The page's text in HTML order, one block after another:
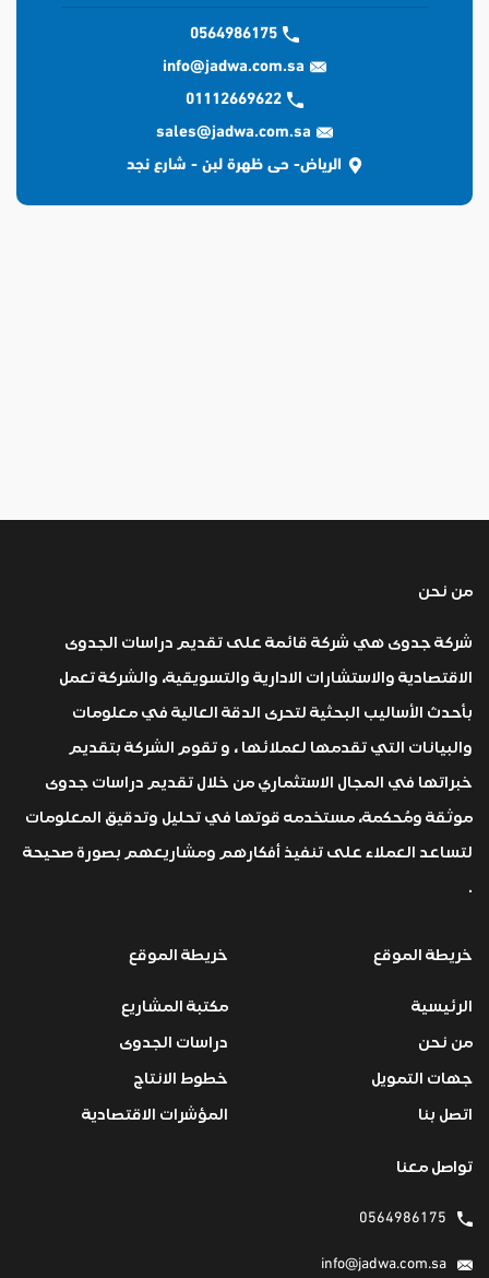
0564986175
info@jadwa.com.sa
01112669622
sales@jadwa.com.sa
الرياض- حى ظهرة لبن - شارع نجد
من نحن
شركة جدوى هي شركة قائمة على تقديم دراسات الجدوى
الاقتصادية والاستشارات الادارية والتسويقية، والشركة تعمل
بأحدث الأساليب البحثية لتحرى الدقة العالية في معلومات
والبيانات التي تقدمها لعملائها ، و تقوم الشركة بتقديم
خبراتها في المجال الاستثماري من خلال تقديم دراسات جدوى
موثقة ومُحكمة، مستخدمه قوتها في تحليل وتدقيق المعلومات
لتساعد العملاء على تنفيذ أفكارهم ومشاريعهم بصورة صحيحة
.
خريطة الموقع
الرئيسية
من نحن
جهات التمويل
اتصل بنا
خريطة الموقع
مكتبة المشاريع
دراسات الجدوى
خطوط الانتاج
المؤشرات الاقتصادية
تواصل معنا
0564986175
info@jadwa.com.sa